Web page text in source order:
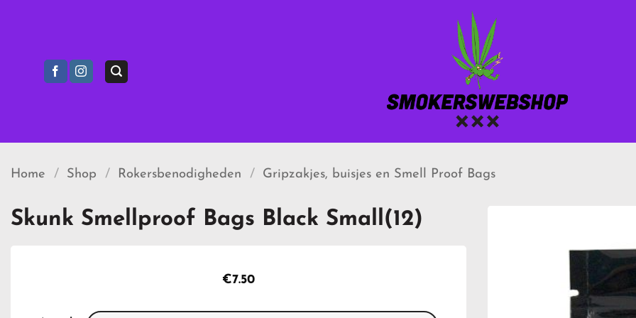
Home / Shop / Rokersbenodigheden / Gripzakjes, buisjes en Smell Proof Bags
Skunk Smellproof Bags Black Small(12)
€7.50